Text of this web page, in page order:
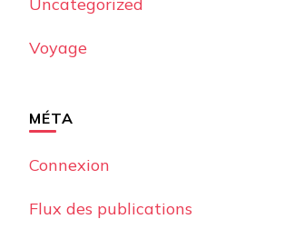
Uncategorized
Voyage
MÉTA
Connexion
Flux des publications